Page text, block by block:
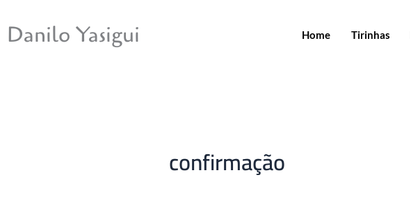
para
Danilo Yasigui Home Tirinhas
confirmação